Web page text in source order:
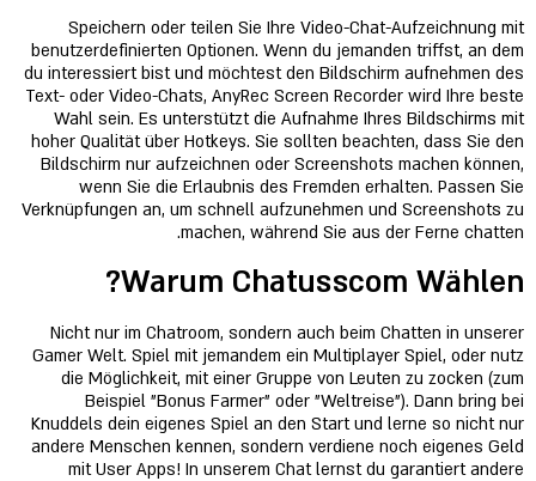
Speichern oder teilen Sie Ihre Video-Chat-Aufzeichnung mit
benutzerdefinierten Optionen. Wenn du jemanden triffst, an dem
du interessiert bist und möchtest den Bildschirm aufnehmen des
Text- oder Video-Chats, AnyRec Screen Recorder wird Ihre beste
Wahl sein. Es unterstützt die Aufnahme Ihres Bildschirms mit
hoher Qualität über Hotkeys. Sie sollten beachten, dass Sie den
Bildschirm nur aufzeichnen oder Screenshots machen können,
wenn Sie die Erlaubnis des Fremden erhalten. Passen Sie
Verknüpfungen an, um schnell aufzunehmen und Screenshots zu
machen, während Sie aus der Ferne chatten.
Warum Chatusscom Wählen?
Nicht nur im Chatroom, sondern auch beim Chatten in unserer
Gamer Welt. Spiel mit jemandem ein Multiplayer Spiel, oder nutz
die Möglichkeit, mit einer Gruppe von Leuten zu zocken (zum
Beispiel "Bonus Farmer" oder "Weltreise"). Dann bring bei
Knuddels dein eigenes Spiel an den Start und lerne so nicht nur
andere Menschen kennen, sondern verdiene noch eigenes Geld
mit User Apps! In unserem Chat lernst du garantiert andere